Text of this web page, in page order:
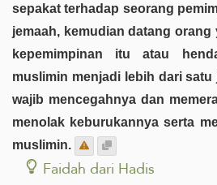
sepakat terhadap seorang
jemaah, kemudian datang
kepemimpinan itu atau
muslimin menjadi lebih dari satu
wajib mencegahnya dan
menolak keburukannya serta
muslimin.
Faidah dari Hadis